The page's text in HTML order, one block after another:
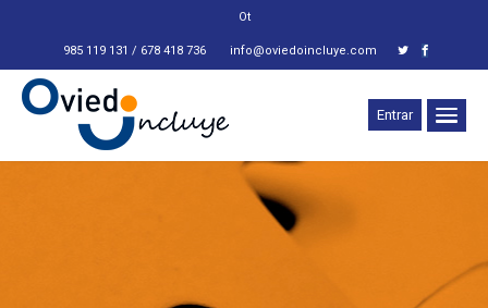
Otra e
985 119 131 / 678 418 736 info@oviedoincluye.com
Entrar